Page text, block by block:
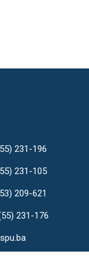
231-196
231-105
209-621
231-176